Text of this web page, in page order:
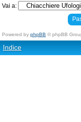
Vai a:
Powered by phpBB © phpBB
Indice